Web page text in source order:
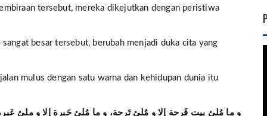
tersebut, mereka dikejutkan dengan peristiwa
besar tersebut, berubah menjadi duka cita yang
mulus dengan satu warna dan kehidupan dunia itu
و ما مُلئ بيت فَرحة إلا و مُلئ تَرحة، و ما مُلئ حَبرة إلا و ملئ